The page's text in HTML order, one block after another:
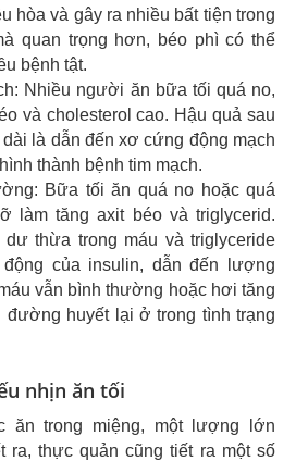
hòa và gây ra nhiều bất tiện trong
quan trọng hơn, béo phì có thể
bệnh tật.
Nhiều người ăn bữa tối quá no,
và cholesterol cao. Hậu quả sau
là dẫn đến xơ cứng động mạch
thành bệnh tim mạch.
Bữa tối ăn quá no hoặc quá
làm tăng axit béo và triglycerid.
thừa trong máu và triglyceride
của insulin, dẫn đến lượng
vẫn bình thường hoặc hơi tăng
huyết lại ở trong tình trạng
nhịn ăn tối
ăn trong miệng, một lượng lớn
ra, thực quản cũng tiết ra một số